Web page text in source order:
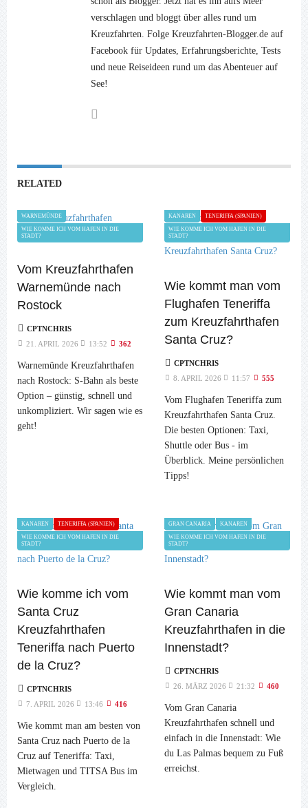
verschlagen und bloggt über alles rund um
Kreuzfahrten. Folge Kreuzfahrten-Blogger.de auf
Facebook für Updates, Erfahrungsberichte, Tests
und neue Reiseideen rund um das Abenteuer auf
See!
RELATED
WARNEMÜNDE
WIE KOMME ICH VOM HAFEN IN DIE
STADT?
Vom Kreuzfahrthafen
Warnemünde nach
Rostock
CPTNCHRIS
21. APRIL 2026
13:52 362
Warnemünde Kreuzfahrthafen
nach Rostock: S-Bahn als beste
Option – günstig, schnell und
unkompliziert. Wir sagen wie es
geht!
KANAREN TENERIFFA (SPANIEN)
WIE KOMME ICH VOM HAFEN IN DIE
STADT?
Wie kommt man vom
Flughafen Teneriffa
zum Kreuzfahrthafen
Santa Cruz?
CPTNCHRIS
8. APRIL 2026
11:57 555
Vom Flughafen Teneriffa zum
Kreuzfahrthafen Santa Cruz.
Die besten Optionen: Taxi,
Shuttle oder Bus - im
Überblick. Meine persönlichen
Tipps!
KANAREN TENERIFFA (SPANIEN)
WIE KOMME ICH VOM HAFEN IN DIE
STADT?
Wie komme ich vom
Santa Cruz
Kreuzfahrthafen
Teneriffa nach Puerto
de la Cruz?
CPTNCHRIS
7. APRIL 2026
13:46 416
Wie kommt man am besten von
Santa Cruz nach Puerto de la
Cruz auf Teneriffa: Taxi,
Mietwagen und TITSA Bus im
Vergleich.
GRAN CANARIA KANAREN
WIE KOMME ICH VOM HAFEN IN DIE
STADT?
Wie kommt man vom
Gran Canaria
Kreuzfahrthafen in die
Innenstadt?
CPTNCHRIS
26. MÄRZ 2026
21:32 460
Vom Gran Canaria
Kreuzfahrthafen schnell und
einfach in die Innenstadt: Wie
du Las Palmas bequem zu Fuß
erreichst.